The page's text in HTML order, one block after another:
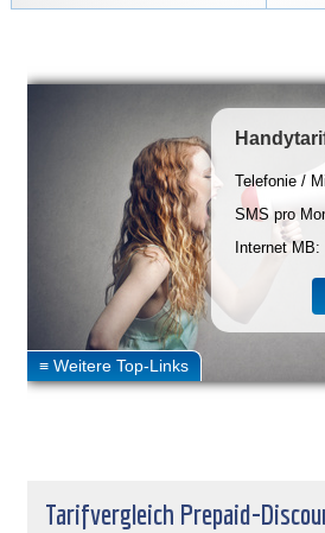
Telefonie /
SMS pro
Internet MB:
Tarifvergleich Prepaid-